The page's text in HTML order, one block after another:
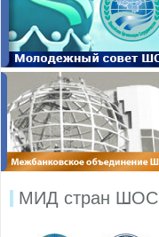
МИД стран ШОС